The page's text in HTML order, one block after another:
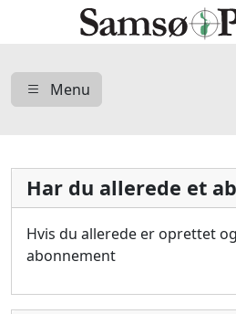
Menu
Har du allerede et
Hvis du allerede er oprettet
abonnement